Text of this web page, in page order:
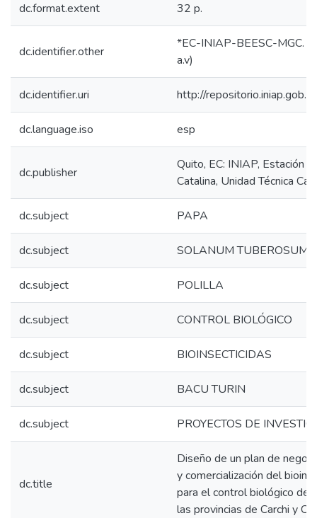
dc.format.extent 32 p.
dc.identifier.other
*EC-INIAP-BEESC-MGC.
a.v)
dc.identifier.uri http://
dc.language.iso esp
dc.publisher
Quito, EC: INIAP, Estación
Catalina, Unidad Técnica
dc.subject PAPA
dc.subject SOLANUM TUBEROSUM
dc.subject POLILLA
dc.subject CONTROL BIOLÓGICO
dc.subject BIOINSECTICIDAS
dc.subject BACU TURIN
dc.subject PROYECTOS DE
dc.title
Diseño de un plan de
y comercialización del
para el control biológico de
las provincias de Carchi y